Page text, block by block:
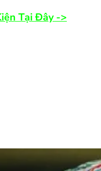
Tại Đây ->